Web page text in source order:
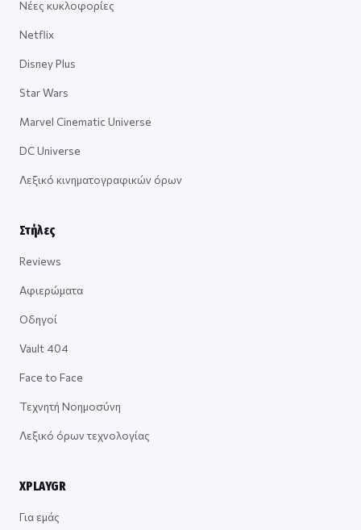
Νέες κυκλοφορίες
Netflix
Disney Plus
Star Wars
Marvel Cinematic Universe
DC Universe
Λεξικό κινηματογραφικών όρων
Στήλες
Reviews
Αφιερώματα
Οδηγοί
Vault 404
Face to Face
Τεχνητή Νοημοσύνη
Λεξικό όρων τεχνολογίας
XPLAYGR
Για εμάς